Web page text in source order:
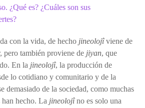
¿Qué es? ¿Cuáles son sus
con la vida, de hecho jineolojîviene de
pero también proviene de jiyan, que
En la jineolojî, la producción de
lo cotidiano y comunitario y de la
demasiado de la sociedad, como muchas
han hecho. La jineolojîno es solo una